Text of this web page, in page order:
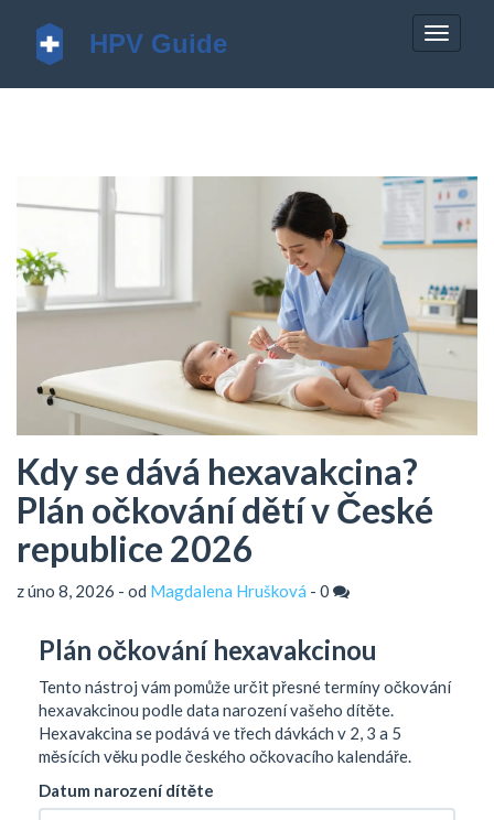
Kdy se dává hexavakcina?
Plán očkování dětí v České
republice 2026
z úno 8, 2026 - od Magdalena Hrušková - 0
Plán očkování hexavakcinou
Tento nástroj vám pomůže určit přesné termíny očkování
hexavakcinou podle data narození vašeho dítěte.
Hexavakcina se podává ve třech dávkách v 2, 3 a 5
měsících věku podle českého očkovacího kalendáře.
Datum narození dítěte